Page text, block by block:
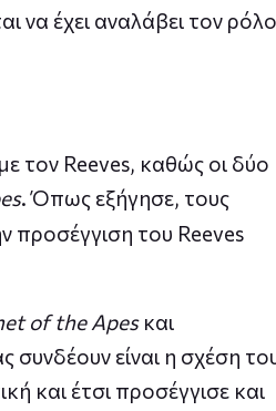
να έχει αναλάβει τον ρόλο
τον Reeves, καθώς οι δύο
. Όπως εξήγησε, τους
προσέγγιση του Reeves
of the Apesκαι
είναι η σχέση
και έτσι προσέγγισε και